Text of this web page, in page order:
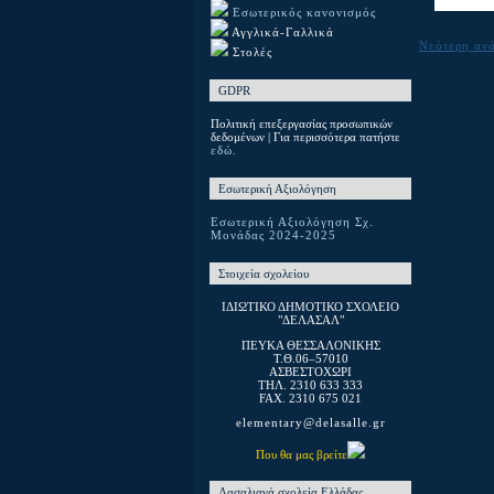
Εσωτερικός κανονισμός
Αγγλικά-Γαλλικά
Στολές
GDPR
Πολιτική επεξεργασίας προσωπικών
δεδομένων | Για περισσότερα πατήστε
εδώ.
Εσωτερική Αξιολόγηση
Εσωτερική Αξιολόγηση Σχ.
Μονάδας 2024-2025
Στοιχεία σχολείου
ΙΔΙΩΤΙΚΟ ΔΗΜΟΤΙΚΟ ΣΧΟΛΕΙΟ
"ΔΕΛΑΣΑΛ"
ΠΕΥΚΑ ΘΕΣΣΑΛΟΝΙΚΗΣ
T.Θ.06–57010
ΑΣΒΕΣΤΟΧΩΡΙ
ΤΗΛ. 2310 633 333
FAX. 2310 675 021
elementary@delasalle.gr
Που θα μας βρείτε
Νεότερη